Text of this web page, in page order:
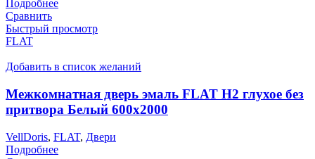
Подробнее
Сравнить
Быстрый просмотр
FLAT
Добавить в список желаний
Межкомнатная дверь эмаль FLAT H2 глухое без
притвора Белый 600х2000
VellDoris, FLAT, Двери
Подробнее